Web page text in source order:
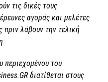
τις δικές τους
αγοράς και μελέτες
πριν λάβουν την τελική
περιεχομένου του
διατίθεται στους